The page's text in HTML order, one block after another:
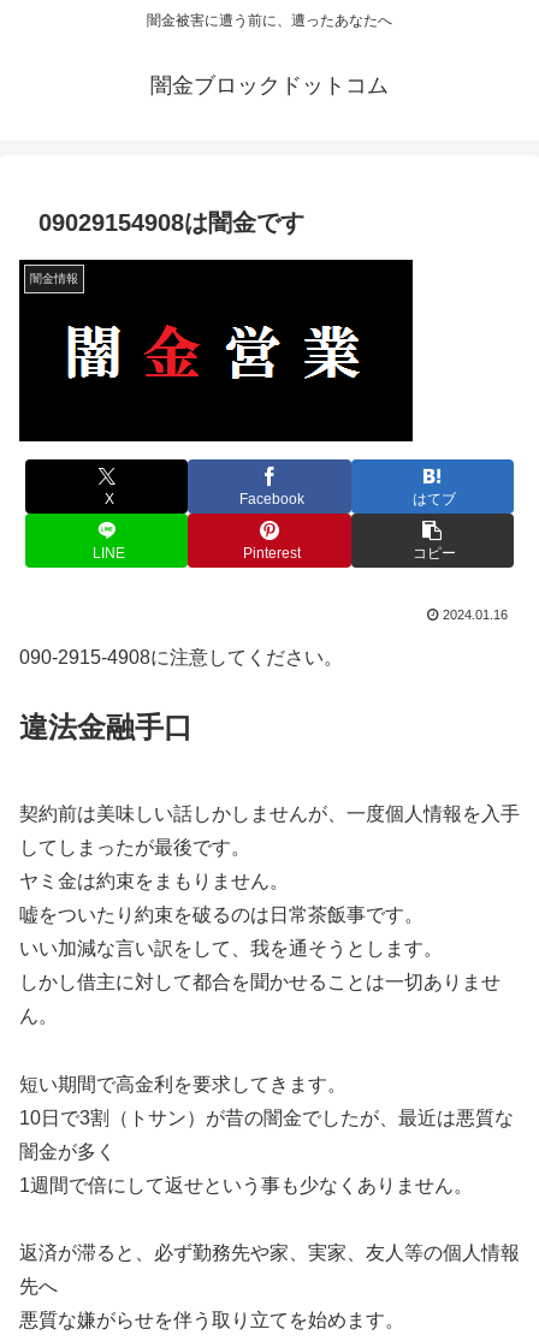
闇金被害に遭う前に、遭ったあなたへ
闇金ブロックドットコム
09029154908は闇金です
闇金情報
X Facebook はてブ
LINE Pinterest コピー
2024.01.16
090-2915-4908に注意してください。
違法金融手口
契約前は美味しい話しかしませんが、一度個人情報を入手
してしまったが最後です。
ヤミ金は約束をまもりません。
嘘をついたり約束を破るのは日常茶飯事です。
いい加減な言い訳をして、我を通そうとします。
しかし借主に対して都合を聞かせることは一切ありませ
ん。
短い期間で高金利を要求してきます。
10日で3割（トサン）が昔の闇金でしたが、最近は悪質な
闇金が多く
1週間で倍にして返せという事も少なくありません。
返済が滞ると、必ず勤務先や家、実家、友人等の個人情報
先へ
悪質な嫌がらせを伴う取り立てを始めます。